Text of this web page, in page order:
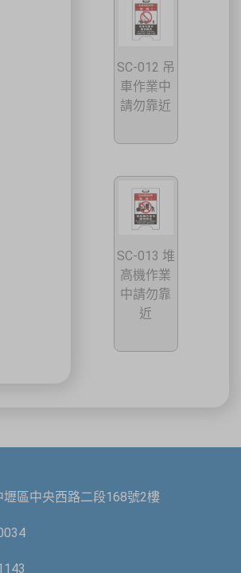
SC-012 吊
車作業中
請勿靠近
SC-013 堆
高機作業
中請勿靠
近
壢區中央西路二段168號2樓